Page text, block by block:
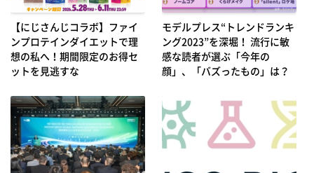
【にじさんじコラボ】ファイ
ンプロテインダイエットで理
想の私へ！期間限定のお得セ
ットを見逃すな
モデルプレス“トレンドランキ
ング2023”を深堀！ 流行に敏
感な読者が選ぶ「今年の
顔」、「バズったもの」は？